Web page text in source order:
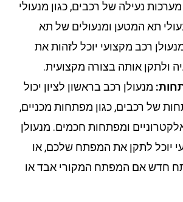
נעילה של רכבים, כגון מנעולי
תא המטען ומנעולים של תא
רכב מקצועי יוכל לזהות את
אותה בצורה מקצועית.
מנעולן רכב בראשון לציון יכול
רכבים, כגון מפתחות מכניים,
ומפתחות חכמים. מנעולן
לתקן את המפתח שלכם, או
אם המפתח המקורי אבד או